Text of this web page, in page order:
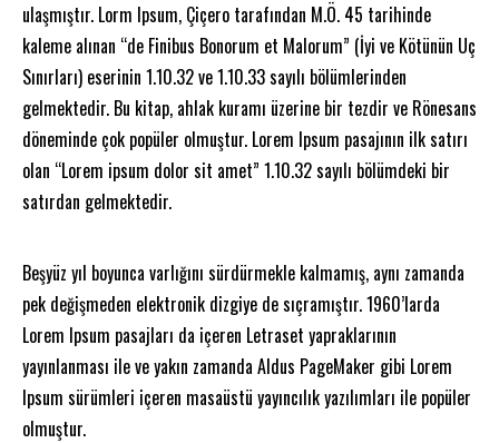
ulaşmıştır. Lorm Ipsum, Çiçero tarafından M.Ö. 45 tarihinde
kaleme alınan “de Finibus Bonorum et Malorum” (İyi ve Kötünün Uç
Sınırları) eserinin 1.10.32 ve 1.10.33 sayılı bölümlerinden
gelmektedir. Bu kitap, ahlak kuramı üzerine bir tezdir ve Rönesans
döneminde çok popüler olmuştur. Lorem Ipsum pasajının ilk satırı
olan “Lorem ipsum dolor sit amet” 1.10.32 sayılı bölümdeki bir
satırdan gelmektedir.
Beşyüz yıl boyunca varlığını sürdürmekle kalmamış, aynı zamanda
pek değişmeden elektronik dizgiye de sıçramıştır. 1960’larda
Lorem Ipsum pasajları da içeren Letraset yapraklarının
yayınlanması ile ve yakın zamanda Aldus PageMaker gibi Lorem
Ipsum sürümleri içeren masaüstü yayıncılık yazılımları ile popüler
olmuştur.